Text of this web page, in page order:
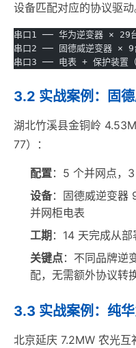
设备匹配对应的协议驱动
串口1 ── 华为逆变器 × 29
串口2 ── 固德威逆变器 × 9
串口3 ── 电表 + 保护装置
3.2 实战案例：固
湖北竹溪县金铜岭
77）：
配置：5 个并网点，
设备：固德威逆变器
并网柜电表
工期 ：14 天完成从
关键点：不同品牌逆
配，无需额外协议转
3.3 实战案例：纯
北京延庆 7.2MW 农光互